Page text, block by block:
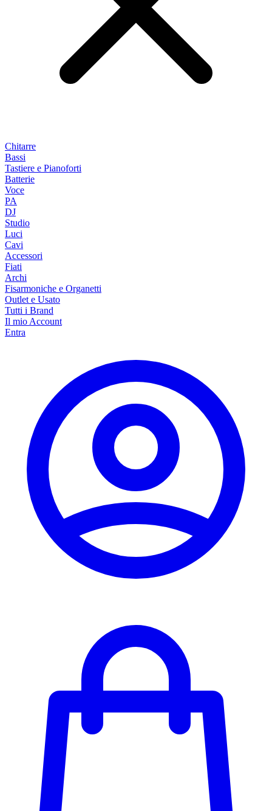
Chitarre
Bassi
Tastiere e Pianoforti
Batterie
Voce
PA
DJ
Studio
Luci
Cavi
Accessori
Fiati
Archi
Fisarmoniche e Organetti
Outlet e Usato
Tutti i Brand
Il mio Account
Entra